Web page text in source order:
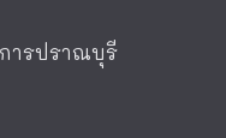
ารปราณบุรี